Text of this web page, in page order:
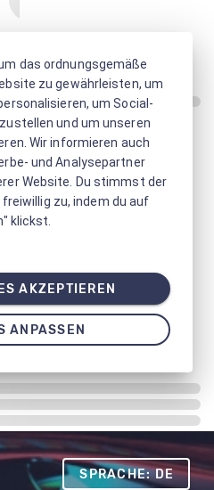
SPRACHE: DE
das ordnungsgemäße
zu gewährleisten, um
um Social-
und um unseren
Wir informieren auch
und Analysepartner
Website. Du stimmst der
zu, indem du auf
klickst.
AKZEPTIEREN
ANPASSEN